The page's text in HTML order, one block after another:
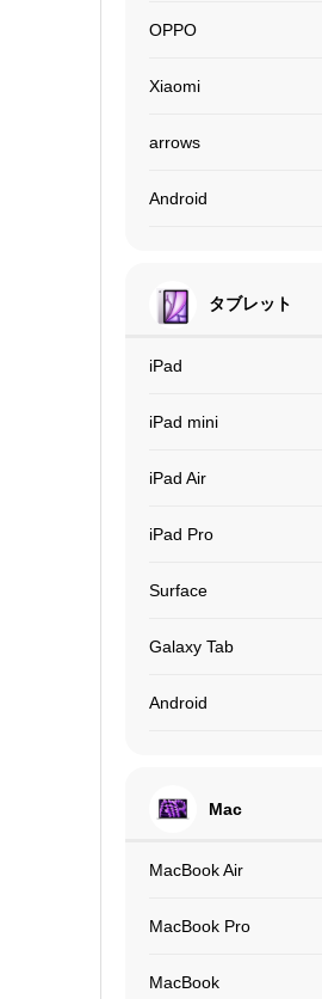
OPPO
Xiaomi
arrows
Android
タブレット
iPad
iPad mini
iPad Air
iPad Pro
Surface
Galaxy Tab
Android
Mac
MacBook Air
MacBook Pro
MacBook